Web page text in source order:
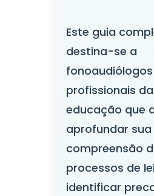
Este guia
destina-se a
profissionais da
educação que
aprofundar sua
compreensão
processos de
identificar